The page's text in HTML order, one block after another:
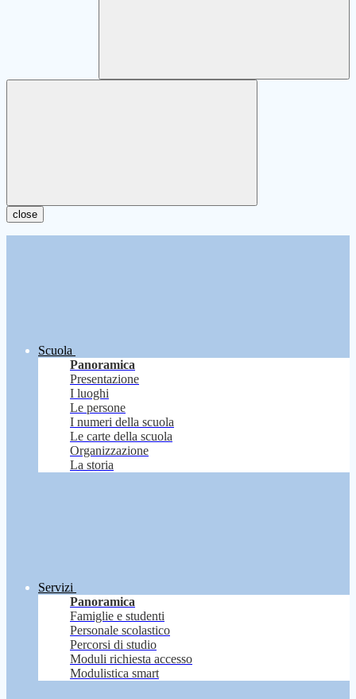
close
Scuola
Panoramica
Presentazione
I luoghi
Le persone
I numeri della scuola
Le carte della scuola
Organizzazione
La storia
Servizi
Panoramica
Famiglie e studenti
Personale scolastico
Percorsi di studio
Moduli richiesta accesso
Modulistica smart